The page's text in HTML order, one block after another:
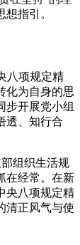
指引。
八项规定精
化为自身的思
步开展党小组
透、知行合
组织生活规
在经常。在新
央八项规定精
清正风气与使